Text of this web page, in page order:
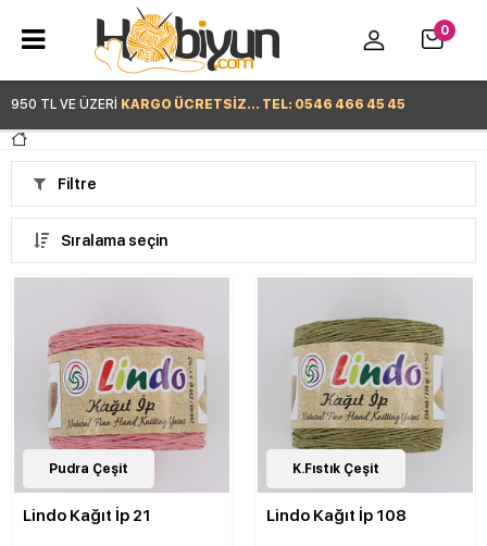
950 TL VE ÜZERİ KARGO ÜCRETSİZ... TEL: 0546 466 45 45
0
Filtre
Sıralama seçin
20Çeşit
Pudra Çeşit
Lindo Kağıt İp 21
20Çeşit
K.Fıstık Çeşit
Lindo Kağıt İp 108